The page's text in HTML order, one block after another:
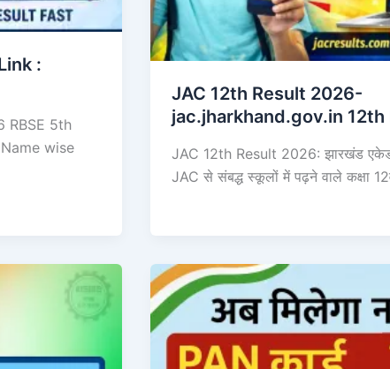
:
RBSE 5th
wise
JAC 12th Result 2026-
jac.jharkhand.gov.in
JAC 12th Result 2026: झारखंड
JAC से संबद्ध स्कूलों में पढ़ने वाले कक्षा